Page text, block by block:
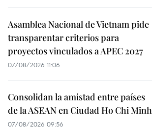
Asamblea Nacional de Vietnam pide
transparentar criterios para
proyectos vinculados a APEC 2027
07/08/2026 11:06
Consolidan la amistad entre países
de la ASEAN en Ciudad Ho Chi Minh
07/08/2026 09:56